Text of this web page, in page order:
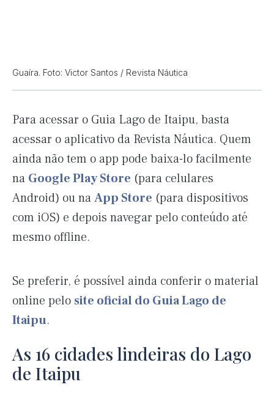
Guaíra. Foto: Victor Santos / Revista Náutica
Para acessar o Guia Lago de Itaipu, basta
acessar o aplicativo da Revista Náutica. Quem
ainda não tem o app pode baixa-lo facilmente
na Google Play Store (para celulares
Android) ou naApp Store (para dispositivos
com iOS) e depois navegar pelo conteúdo até
mesmo offline.
Se preferir, é possível ainda conferir o material
online pelo site oficial do Guia Lago de
Itaipu.
As 16 cidades lindeiras do Lago
de Itaipu